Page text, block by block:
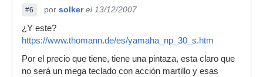
#6 por solker el 13/12/2007
¿Y este?
https://www.thomann.de/es/yamaha_np_30_s.htm
Por el precio que tiene, tiene una pintaza, esta claro que
no será un mega teclado con acción martillo y esas